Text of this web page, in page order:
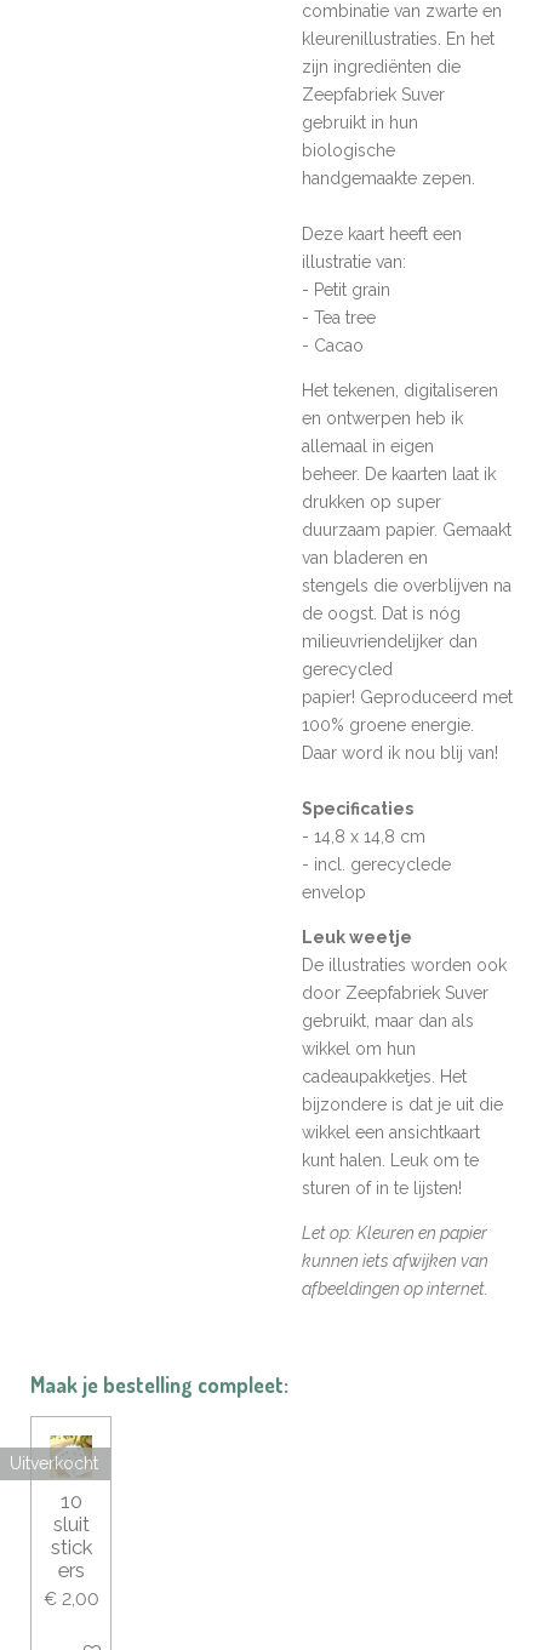
combinatie van zwarte en
kleurenillustraties. En het
zijn ingrediënten die
Zeepfabriek Suver
gebruikt in hun
biologische
handgemaakte zepen.
Deze kaart heeft een
illustratie van:
- Petit grain
- Tea tree
- Cacao
Het tekenen, digitaliseren
en ontwerpen heb ik
allemaal in eigen
beheer. De kaarten laat ik
drukken op super
duurzaam papier. Gemaakt
van bladeren en
stengels die overblijven na
de oogst. Dat is nóg
milieuvriendelijker dan
gerecycled
papier! Geproduceerd met
100% groene energie.
Daar word ik nou blij van!
Specificaties
- 14,8 x 14,8 cm
- incl. gerecyclede
envelop
Leuk weetje
De illustraties worden ook
door Zeepfabriek Suver
gebruikt, maar dan als
wikkel om hun
cadeaupakketjes. Het
bijzondere is dat je uit die
wikkel een ansichtkaart
kunt halen. Leuk om te
sturen of in te lijsten!
Let op: Kleuren en papier
kunnen iets afwijken van
afbeeldingen op internet.
Maak je bestelling compleet:
Uitverkocht
10
sluit
stick
ers
€ 2,00